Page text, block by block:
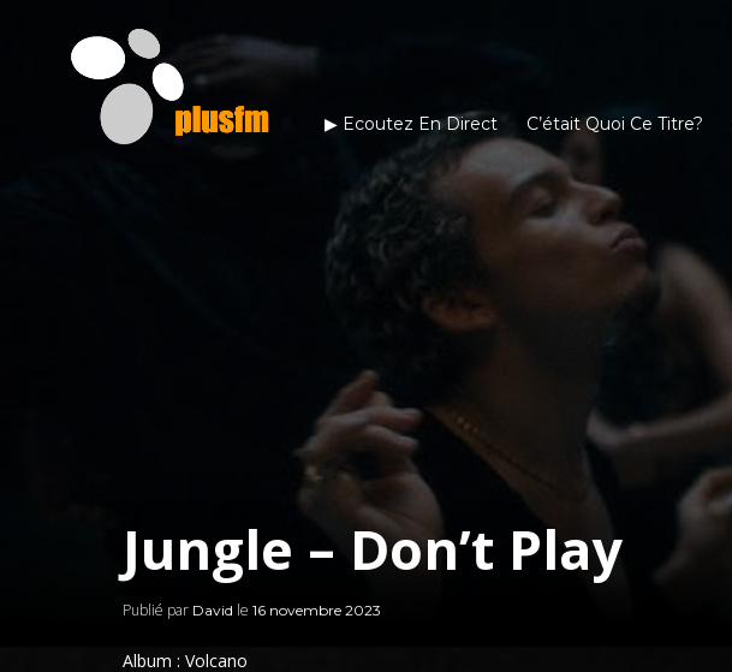
▶︎ Ecoutez En Direct C’était Quoi Ce Titre?
Jungle – Don’t Play
Publié par David le 16 novembre 2023
Album : Volcano